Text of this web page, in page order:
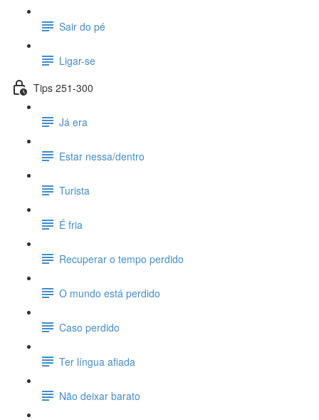
Sair do pé
Ligar-se
Tips 251-300
Já era
Estar nessa/dentro
Turista
É fria
Recuperar o tempo perdido
O mundo está perdido
Caso perdido
Ter língua afiada
Não deixar barato